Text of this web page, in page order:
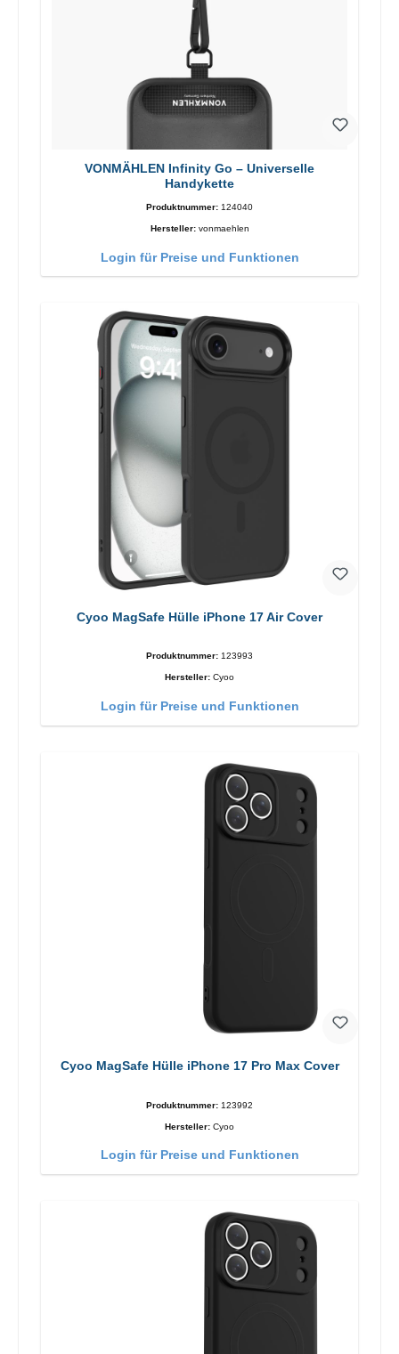
VONMÄHLEN Infinity Go – Universelle
Handykette
Produktnummer: 124040
Hersteller: vonmaehlen
Login für Preise und Funktionen
Cyoo MagSafe Hülle iPhone 17 Air Cover
Produktnummer: 123993
Hersteller: Cyoo
Login für Preise und Funktionen
Cyoo MagSafe Hülle iPhone 17 Pro Max Cover
Produktnummer: 123992
Hersteller: Cyoo
Login für Preise und Funktionen